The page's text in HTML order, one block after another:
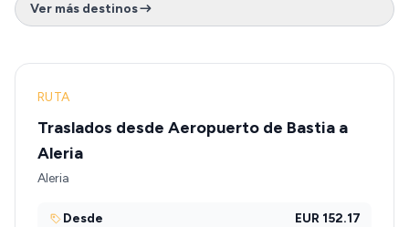
Ver más destinos
RUTA
Traslados desde Aeropuerto de Bastia a
Aleria
Aleria
Desde EUR 152.17